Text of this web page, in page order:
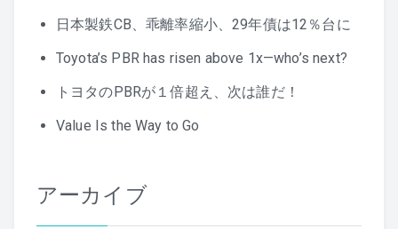
日本製鉄CB、乖離率縮小、29年債は12％台に
Toyota’s PBR has risen above 1x—who’s next?
トヨタのPBRが１倍超え、次は誰だ！
Value Is the Way to Go
アーカイブ